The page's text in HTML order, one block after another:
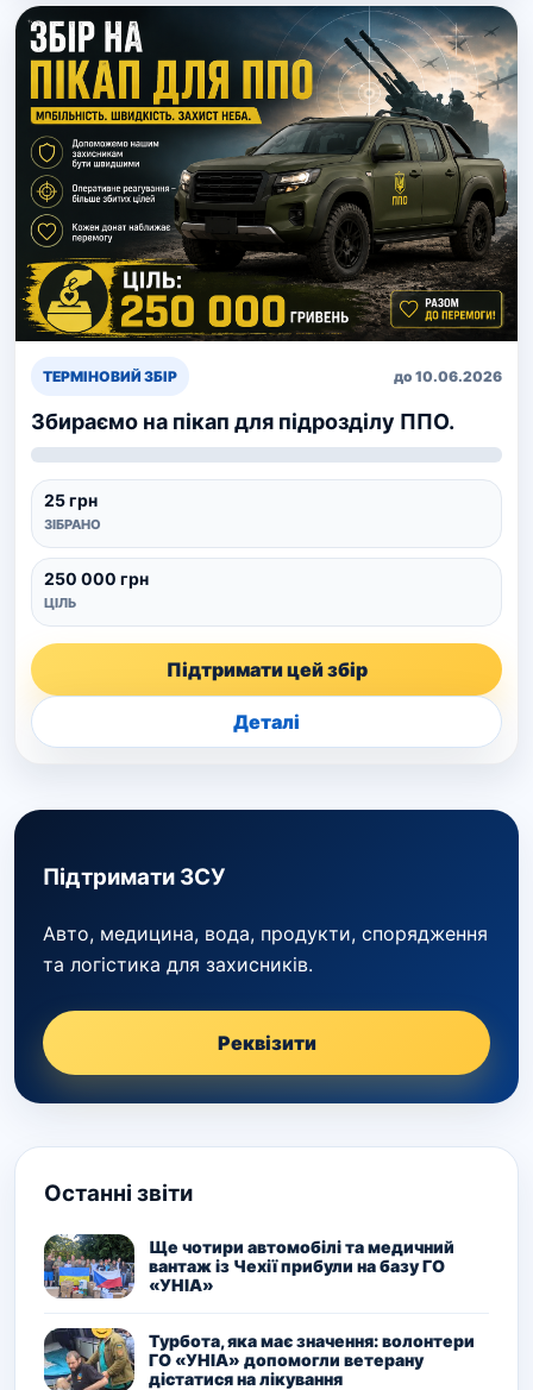
ТЕРМІНОВИЙ ЗБІР до 10.06.2026
Збираємо на пікап для підрозділу ППО.
25 грн
ЗІБРАНО
250 000 грн
ЦІЛЬ
Підтримати цей збір
Деталі
Підтримати ЗСУ
Авто, медицина, вода, продукти, спорядження
та логістика для захисників.
Реквізити
Останні звіти
Ще чотири автомобілі та медичний
вантаж із Чехії прибули на базу ГО
«УНІА»
Турбота, яка має значення: волонтери
ГО «УНІА» допомогли ветерану
дістатися на лікування